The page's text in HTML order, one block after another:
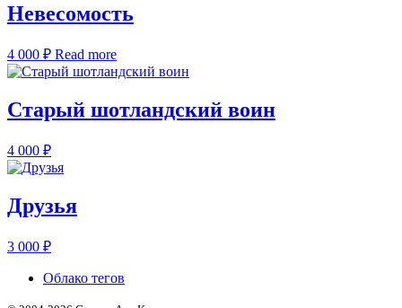
Невесомость
4 000 ₽ Read more
Старый шотландский воин
4 000 ₽
Друзья
3 000 ₽
Облако тегов